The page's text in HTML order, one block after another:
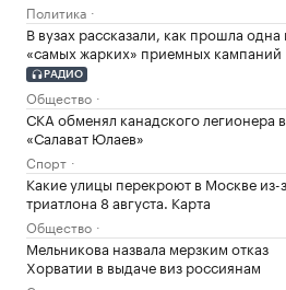
Политика
В вузах рассказали, как прошла одна
«самых жарких» приемных кампаний
РАДИО
Общество
СКА обменял канадского легионера в
«Салават Юлаев»
Спорт
Какие улицы перекроют в Москве из-
триатлона 8 августа. Карта
Общество
Мельникова назвала мерзким отказ
Хорватии в выдаче виз россиянам